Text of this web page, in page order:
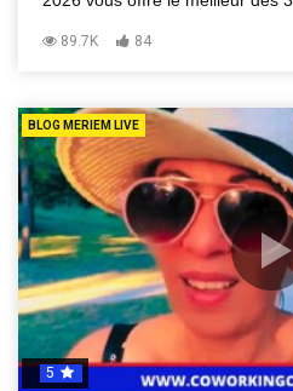
89.7K 84
BLOG MERIEM LIVE
5